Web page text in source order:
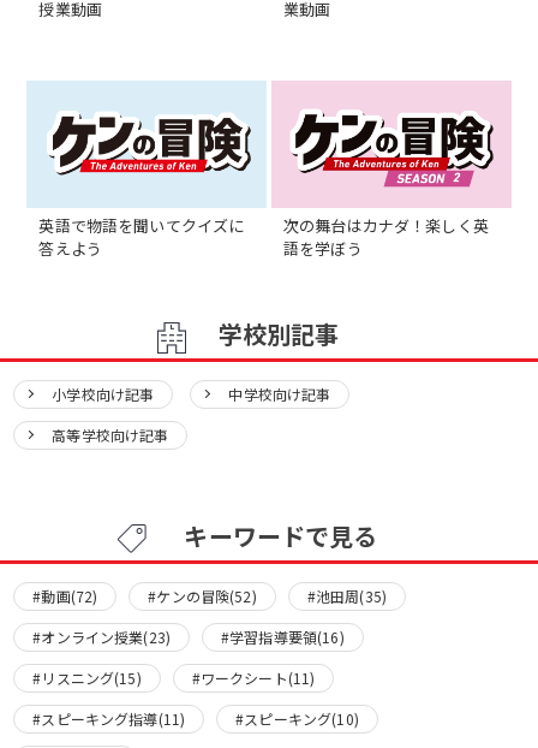
授業動画
業動画
英語で物語を聞いてクイズに
答えよう
次の舞台はカナダ！楽しく英
語を学ぼう
学校別記事
小学校向け記事
中学校向け記事
高等学校向け記事
キーワードで見る
#動画(72) #ケンの冒険(52)
#池田周(35)
#オンライン授業(23)
#学習指導要領(16)
#リスニング(15)
#ワークシート(11)
#スピーキング指導(11)
#スピーキング(10)